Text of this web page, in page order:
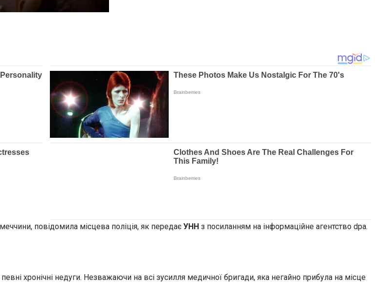
повідомила місцева поліція, як передає УНН з посиланням на інформаційне агентство dpa.
хронічні недуги. Незважаючи на всі зусилля медичної бригади, яка негайно прибула на місце